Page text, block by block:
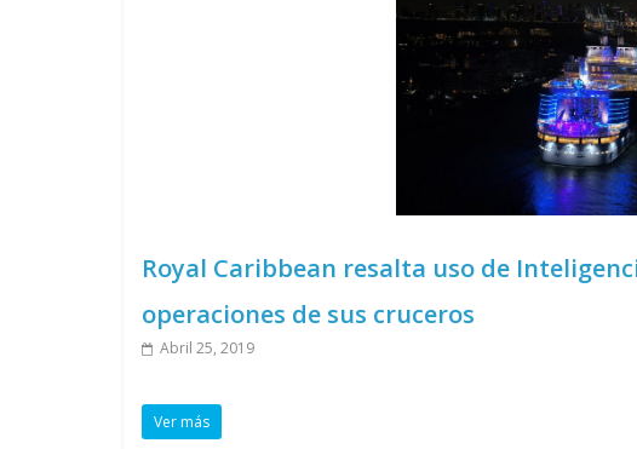
Royal Caribbean resalta uso de
operaciones de sus cruceros
Abril 25, 2019
Ver más